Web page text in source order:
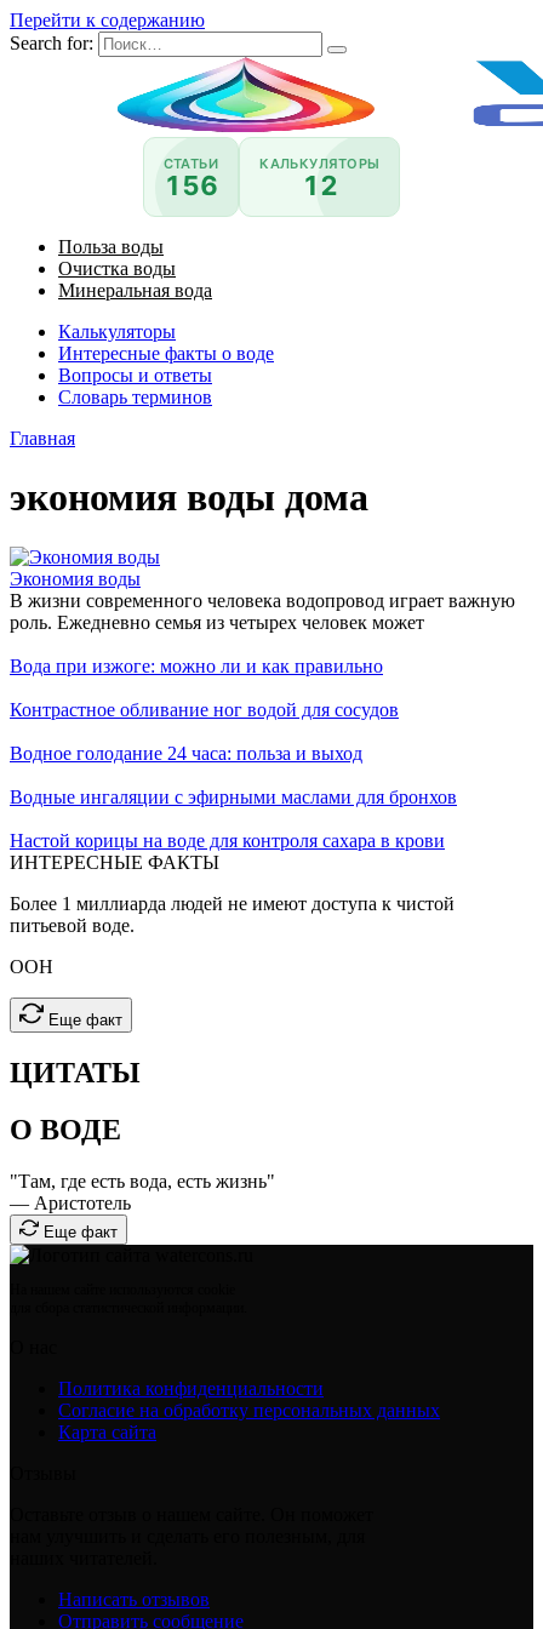
Перейти к содержанию
Search for:
СТАТЬИ
156
КАЛЬКУЛЯТОРЫ
12
Польза воды
Очистка воды
Минеральная вода
Калькуляторы
Интересные факты о воде
Вопросы и ответы
Словарь терминов
Главная
экономия воды дома
Экономия воды
В жизни современного человека водопровод играет важную
роль. Ежедневно семья из четырех человек может
Вода при изжоге: можно ли и как правильно
Контрастное обливание ног водой для сосудов
Водное голодание 24 часа: польза и выход
Водные ингаляции с эфирными маслами для бронхов
Настой корицы на воде для контроля сахара в крови
ИНТЕРЕСНЫЕ ФАКТЫ
Более 1 миллиарда людей не имеют доступа к чистой
питьевой воде.
ООН
Еще факт
ЦИТАТЫ
О ВОДЕ
"Там, где есть вода, есть жизнь"
— Аристотель
Еще факт
Политика конфиденциальности
Согласие на обработку персональных данных
Карта сайта
Написать отзывов
Отправить сообщение